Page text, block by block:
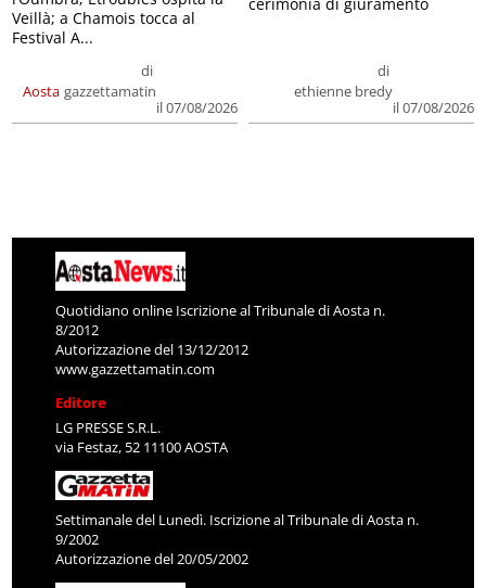
Aosta
di
gazzettamatin
il 07/08/2026
Veillà; a Chamois tocca al
Festival A...
di
ethienne bredy
il 07/08/2026
cerimonia di giuramento
Quotidiano online Iscrizione al Tribunale di Aosta n.
8/2012
Autorizzazione del 13/12/2012
www.gazzettamatin.com
Editore
LG PRESSE S.R.L.
via Festaz, 52 11100 AOSTA
Settimanale del Lunedì. Iscrizione al Tribunale di Aosta n.
9/2002
Autorizzazione del 20/05/2002